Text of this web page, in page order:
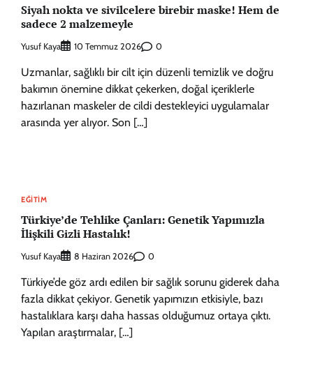
Siyah nokta ve sivilcelere birebir maske! Hem de
sadece 2 malzemeyle
Yusuf Kaya 10 Temmuz 2026 0
Uzmanlar, sağlıklı bir cilt için düzenli temizlik ve doğru
bakımın önemine dikkat çekerken, doğal içeriklerle
hazırlanan maskeler de cildi destekleyici uygulamalar
arasında yer alıyor. Son […]
EĞITIM
Türkiye’de Tehlike Çanları: Genetik Yapımızla
İlişkili Gizli Hastalık!
Yusuf Kaya 8 Haziran 2026 0
Türkiye’de göz ardı edilen bir sağlık sorunu giderek daha
fazla dikkat çekiyor. Genetik yapımızın etkisiyle, bazı
hastalıklara karşı daha hassas olduğumuz ortaya çıktı.
Yapılan araştırmalar, […]